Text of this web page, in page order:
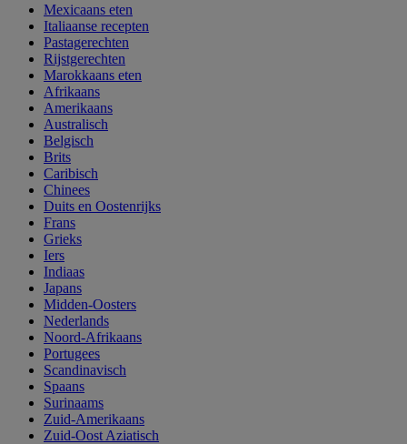
Mexicaans eten
Italiaanse recepten
Pastagerechten
Rijstgerechten
Marokkaans eten
Afrikaans
Amerikaans
Australisch
Belgisch
Brits
Caribisch
Chinees
Duits en Oostenrijks
Frans
Grieks
Iers
Indiaas
Japans
Midden-Oosters
Nederlands
Noord-Afrikaans
Portugees
Scandinavisch
Spaans
Surinaams
Zuid-Amerikaans
Zuid-Oost Aziatisch